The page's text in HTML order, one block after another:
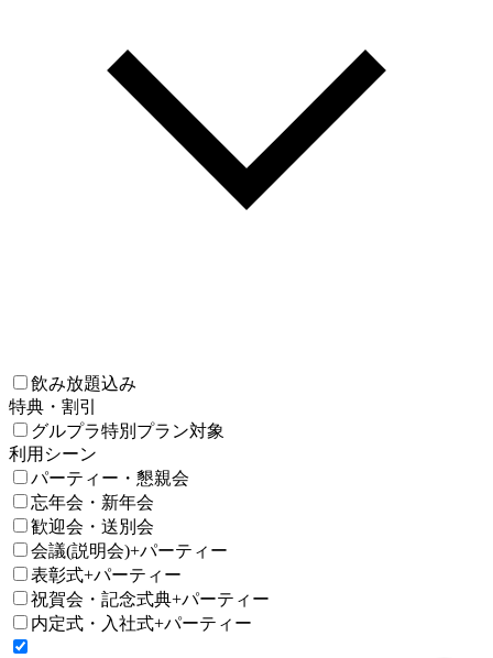
飲み放題込み
特典・割引
グルプラ特別プラン対象
利用シーン
パーティー・懇親会
忘年会・新年会
歓迎会・送別会
会議(説明会)+パーティー
表彰式+パーティー
祝賀会・記念式典+パーティー
内定式・入社式+パーティー